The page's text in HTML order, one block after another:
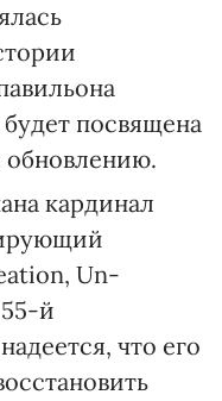
посвящена
кардинал
Un-
й
что его